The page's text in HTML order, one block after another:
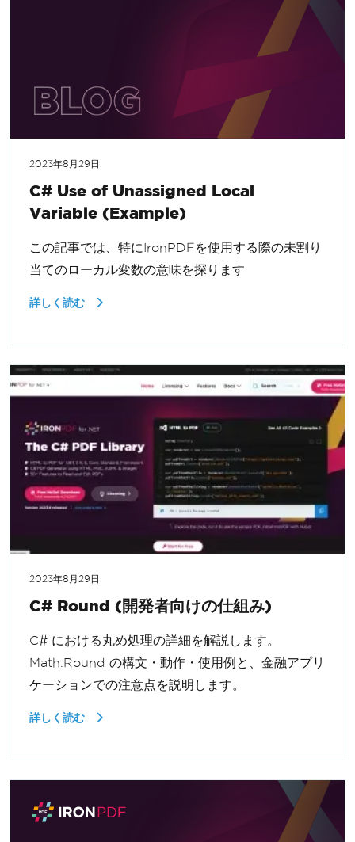
2023年8月29日
C# Use of Unassigned Local
Variable (Example)
この記事では、特にIronPDFを使用する際の未割り
当てのローカル変数の意味を探ります
詳しく読む
2023年8月29日
C# Round (開発者向けの仕組み)
C# における丸め処理の詳細を解説します。
Math.Round の構文・動作・使用例と、金融アプリ
ケーションでの注意点を説明します。
詳しく読む